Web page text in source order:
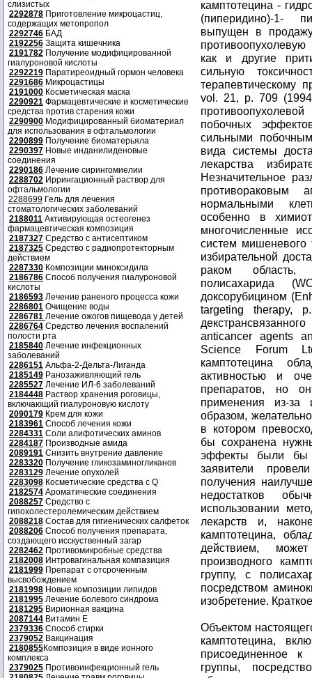
слизистых
2292878 Приготовление микроцастиц,
содержащих метопропол
2292746 БАД
2192256 Защита кишечника
2191782 Получение модифицированной
гиалуроновой кислоты
2292219 Паратиреоидный гормон человека
2291686 Микроцастицы
2191000 Косметическая маска
2290921 Фармацевтические и косметические
средства против старения кожи
2290900 Модифицированный биоматериал
для использования в офтальмологии
2290899 Получение биоматерьяла
2290397 Новые инданилиденовые
соединения
2290186 Лечение сирингомиелии
2288702 Иррингационный раствор для
офтальмологии
2288699 Гель для лечения
стоматологических заболеваний
2188011 Активирующая остеогенез
фармацевтическая композиция
2187327 Средство с антисептиком
2187325 Средство с радиопротекторным
действием
2287330 Композиции миноксидила
2186786 Способ получения гиалуроновой
кислоты
2186593 Лечение раненого процесса кожи
2286801 Очищение воды
2286781 Лечение ожогов пищевода у детей
2286764 Средство лечения воспалений
полости рта
2185840 Лечение инфекционных
заболеваний
2286151 Альфа-2-Дельта-Лиганда
2185149 Ранозаживляющий гель
2285527 Лечение ИЛ-6 заболеваний
2184448 Раствор хранения роговицы,
включающий гиалуроновую кислоту
2090179 Крем для кожи
2183961 Способ лечения кожи
2284331 Соли алифотических аминов
2284187 Производные амида
2089191 Снизить внутрение давление
2283320 Получение гликозаминогликанов
2283129 Лечение опухолей
2283098 Косметические средства с Q
2182574 Ароматические соединения
2088257 Средство с
гипохолестеролемическим действием
2088218 Состав для гигиенических салфеток
2088206 Способ получения препарата,
создающего исскуственный загар
2282462 Противомикробные средства
2182008 Интровагинальная компазиция
2181999 Препарат с отсроченным
высвобождением
2181998 Новые композиции липидов
2181995 Лечение болевого синдрома
2181295 Вирионная вакцина
2087144 Витамин Е
2379336 Способ стирки
2379052 Вакцинация
2180855Композиция в виде ионного
комплекса
2379025 Противоинфекционный гель
камптотецина -
(пиперидино)-1-
выпущен в
как и другие
сильную
терапевтическому
vol. 21, p. 709
побочных
сильными
вида системы
лекарства
Незначительное
противораковым
нормальными
особенно в
многочисленные
систем мишеневого
избирательной
раком область,
полисахарида
доксорубицином
targeting therapy,
anticancer agents
Science Forum
камптотецина
активностью и
препаратов, но
применения из-
образом,
в котором
бы сохранена
эффекты были бы
заявители
получения
недостатков
использовании
лекарств и,
камптотецина,
действием,
производного
группу, с
посредством
изобретение.
Объектом
камптотецина,
присоединенное к
группы,